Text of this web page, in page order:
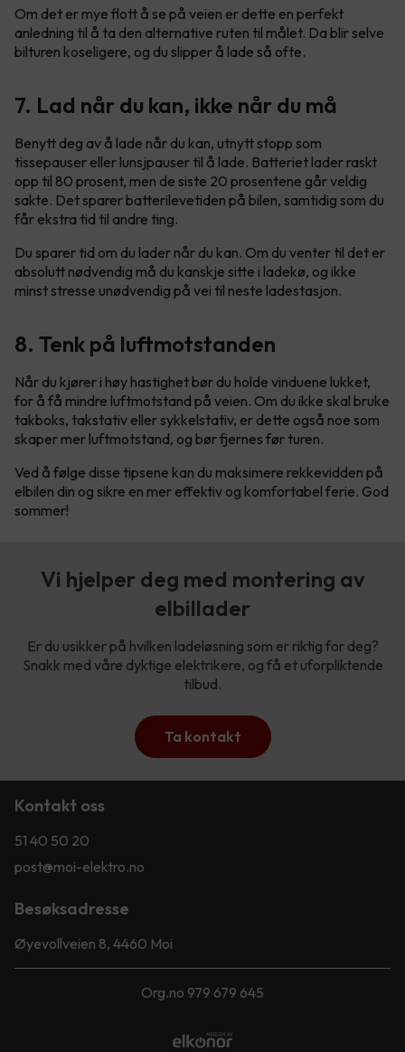
Om det er mye flott å se på veien er dette en perfekt
anledning til å ta den alternative ruten til målet. Da blir selve
bilturen koseligere, og du slipper å lade så ofte.
7. Lad når du kan, ikke når du må
Benytt deg av å lade når du kan, utnytt stopp som
tissepauser eller lunsjpauser til å lade. Batteriet lader raskt
opp til 80 prosent, men de siste 20 prosentene går veldig
sakte. Det sparer batterilevetiden på bilen, samtidig som du
får ekstra tid til andre ting.
Du sparer tid om du lader når du kan. Om du venter til det er
absolutt nødvendig må du kanskje sitte i ladekø, og ikke
minst stresse unødvendig på vei til neste ladestasjon.
8. Tenk på luftmotstanden
Når du kjører i høy hastighet bør du holde vinduene lukket,
for å få mindre luftmotstand på veien. Om du ikke skal bruke
takboks, takstativ eller sykkelstativ, er dette også noe som
skaper mer luftmotstand, og bør fjernes før turen.
Ved å følge disse tipsene kan du maksimere rekkevidden på
elbilen din og sikre en mer effektiv og komfortabel ferie. God
sommer!
Vi hjelper deg med montering av
elbillader
Er du usikker på hvilken ladeløsning som er riktig for deg?
Snakk med våre dyktige elektrikere, og få et uforpliktende
tilbud.
Ta kontakt
Kontakt oss
51 40 50 20
post@moi-elektro.no
Besøksadresse
Øyevollveien 8, 4460 Moi
Org.no 979 679 645